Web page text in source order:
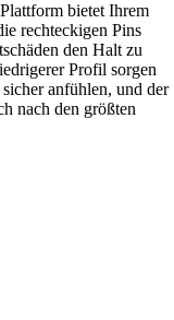
bietet Ihrem
rechteckigen Pins
den Halt zu
Profil sorgen
anfühlen, und der
nach den größten